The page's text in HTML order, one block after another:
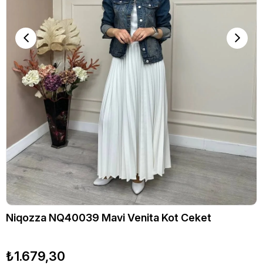
Niqozza NQ40039 Mavi Venita Kot Ceket
₺1.679,30